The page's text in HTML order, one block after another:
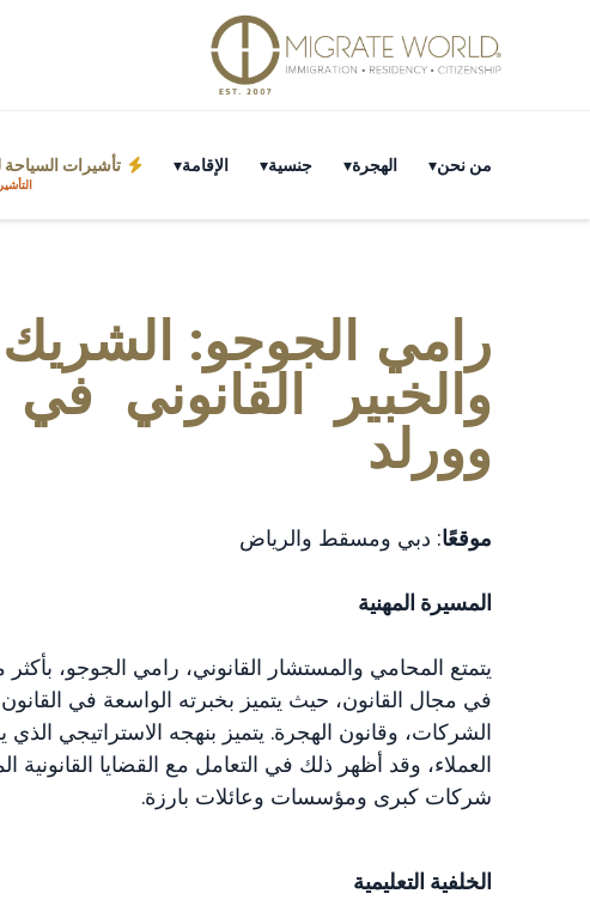
من نحن الهجرة جنسية الإقامة تأشيرات السياحة
رامي الجوجو:
والخبير القانوني
وورلد
موقعًا: دبي ومسقط والرياض
المسيرة المهنية
في مجال القانون، حيث يتميز بخبرته الواسعة في
الشركات، وقانون الهجرة. يتميز بنهجه الاستراتيجي
العملاء، وقد أظهر ذلك في التعامل مع القضايا القانونية
شركات كبرى ومؤسسات وعائلات بارزة.
الخلفية التعليمية